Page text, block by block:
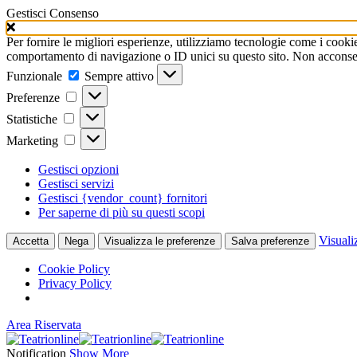
Gestisci Consenso
Per fornire le migliori esperienze, utilizziamo tecnologie come i
comportamento di navigazione o ID unici su questo sito. Non
Funzionale
Funzionale
Sempre attivo
Preferenze
Preferenze
Statistiche Statistiche
Marketing Marketing
Gestisci opzioni
Gestisci servizi
Gestisci {vendor_count} fornitori
Per saperne di più su questi scopi
Accetta Nega Visualizza le preferenze Salva preferenze
Cookie Policy
Privacy Policy
Area Riservata
Notification Show More